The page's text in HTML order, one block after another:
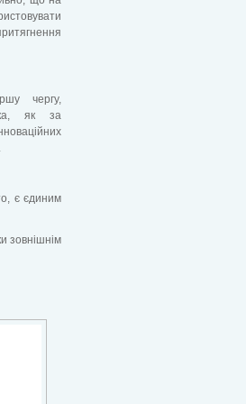
чергу,
як за
є єдиним
зовнішнім